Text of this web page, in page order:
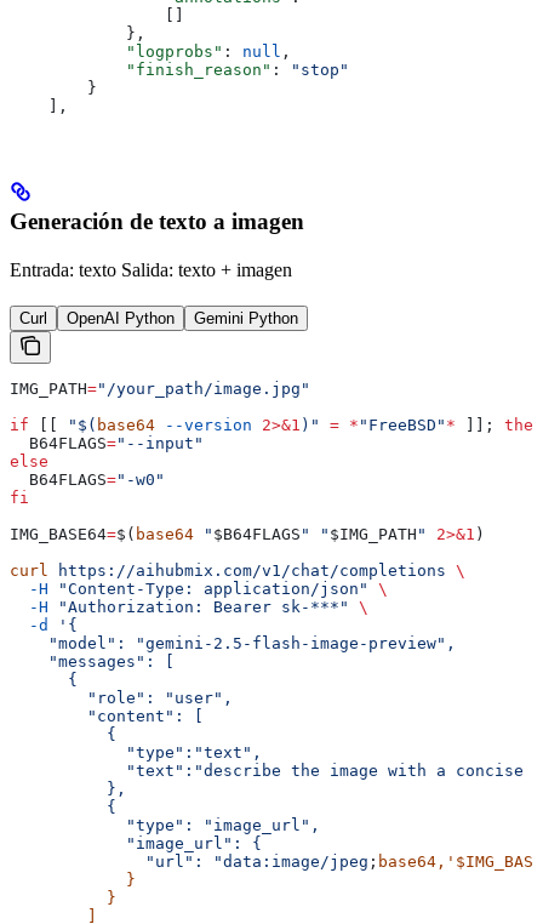
            },
            "logprobs"
: null ,
            "finish_reason"
:
"stop"
        }
    ],
Generación de texto a imagen
Entrada: texto Salida: texto + imagen
Curl OpenAI Python Gemini Python
IMG_PATH="/your_path/image.jpg"
if
"$( base64 --version 2>&1 )" = * "FreeBSD" * ]]; then
  B64FLAGS
="--input"
else
  B64FLAGS
="-w0"
fi
IMG_BASE64=$( base64 " $B64FLAGS " " $IMG_PATH " 2>&1 )
curl https://aihubmix.com/v1/chat/completions \
  -H
"Content-Type: application/json"
\
  -H
"Authorization: Bearer sk-***"
\
  -d
'{
    "model": "gemini-2.5-flash-image-preview",
    "messages": [
      {
        "role": "user",
        "content": [
          {
            "type":"text",
"text":"describe the image with a concise
          },
          {
            "type": "image_url",
            "image_url": {
              "url": "data:image/jpeg
; base64,
            }
          }